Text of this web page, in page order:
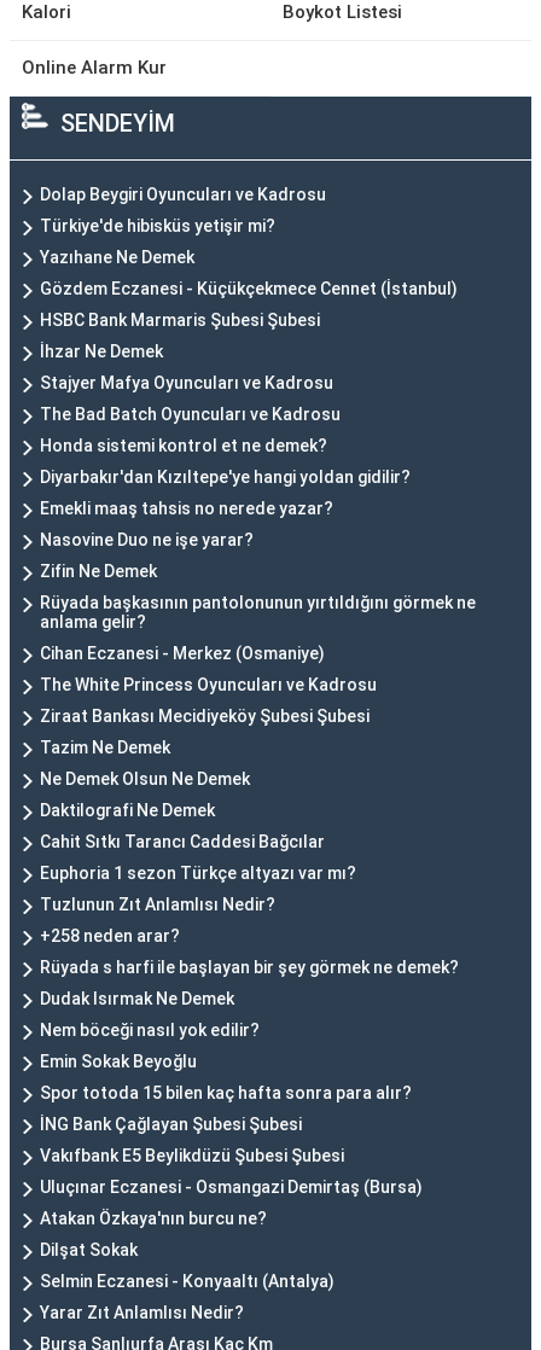
Kalori
Boykot Listesi
Online Alarm Kur
SENDEYİM
Dolap Beygiri Oyuncuları ve Kadrosu
Türkiye'de hibisküs yetişir mi?
Yazıhane Ne Demek
Gözdem Eczanesi - Küçükçekmece Cennet (İstanbul)
HSBC Bank Marmaris Şubesi Şubesi
İhzar Ne Demek
Stajyer Mafya Oyuncuları ve Kadrosu
The Bad Batch Oyuncuları ve Kadrosu
Honda sistemi kontrol et ne demek?
Diyarbakır'dan Kızıltepe'ye hangi yoldan gidilir?
Emekli maaş tahsis no nerede yazar?
Nasovine Duo ne işe yarar?
Zifin Ne Demek
Rüyada başkasının pantolonunun yırtıldığını görmek ne
anlama gelir?
Cihan Eczanesi - Merkez (Osmaniye)
The White Princess Oyuncuları ve Kadrosu
Ziraat Bankası Mecidiyeköy Şubesi Şubesi
Tazim Ne Demek
Ne Demek Olsun Ne Demek
Daktilografi Ne Demek
Cahit Sıtkı Tarancı Caddesi Bağcılar
Euphoria 1 sezon Türkçe altyazı var mı?
Tuzlunun Zıt Anlamlısı Nedir?
+258 neden arar?
Rüyada s harfi ile başlayan bir şey görmek ne demek?
Dudak Isırmak Ne Demek
Nem böceği nasıl yok edilir?
Emin Sokak Beyoğlu
Spor totoda 15 bilen kaç hafta sonra para alır?
İNG Bank Çağlayan Şubesi Şubesi
Vakıfbank E5 Beylikdüzü Şubesi Şubesi
Uluçınar Eczanesi - Osmangazi Demirtaş (Bursa)
Atakan Özkaya'nın burcu ne?
Dilşat Sokak
Selmin Eczanesi - Konyaaltı (Antalya)
Yarar Zıt Anlamlısı Nedir?
Bursa Şanlıurfa Arası Kaç Km